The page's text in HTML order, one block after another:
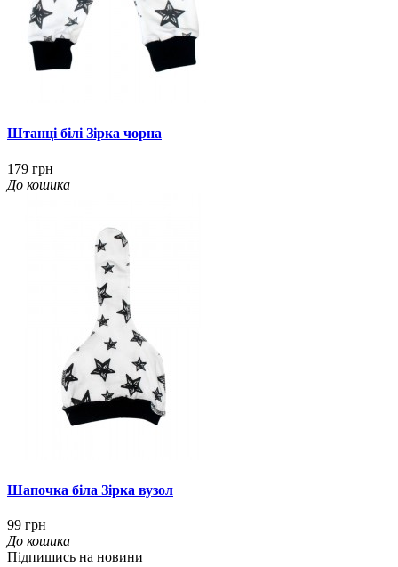
Штанці білі Зірка чорна
179 грн
До кошика
Шапочка біла Зірка вузол
99 грн
До кошика
Підпишись на новини